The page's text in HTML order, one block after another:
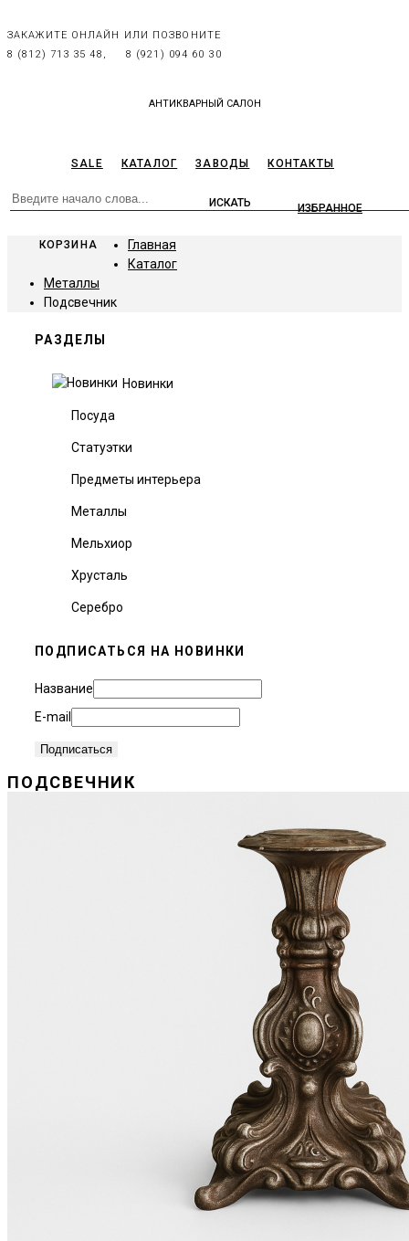
ЗАКАЖИТЕ ОНЛАЙН ИЛИ ПОЗВОНИТЕ
8 (812) 713 35 48,
8 (921) 094 60 30
АНТИКВАРНЫЙ САЛОН
SALE КАТАЛОГ ЗАВОДЫ КОНТАКТЫ
ИЗБРАННОЕ
КОРЗИНА
Главная
Каталог
Металлы
Подсвечник
РАЗДЕЛЫ
Новинки
Посуда
Статуэтки
Предметы интерьера
Металлы
Мельхиор
Хрусталь
Серебро
ПОДПИСАТЬСЯ НА НОВИНКИ
Название
E-mail
ПОДСВЕЧНИК